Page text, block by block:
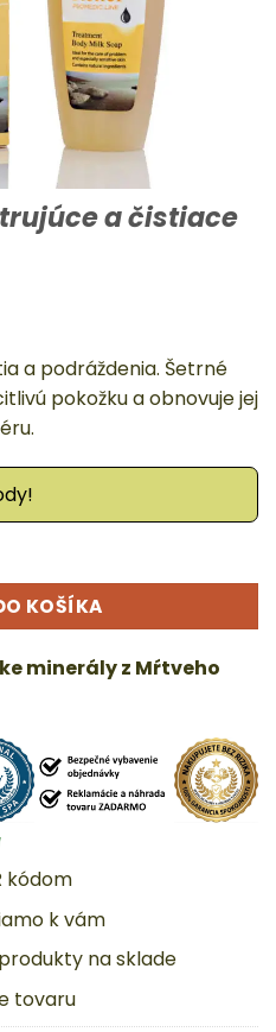
a čistiace
a podráždenia. Šetrné
pokožku a obnovuje jej
a čistiace tekuté
KOŠÍKA
minerály z Mŕtveho
kódom
k vám
na sklade
tovaru